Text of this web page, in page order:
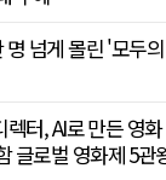
명 넘게 몰린 '모두
렉터, AI로 만든 영화
글로벌 영화제 5관